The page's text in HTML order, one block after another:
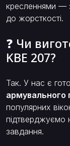
кресленнями —
до жорсткості.
❓ Чи
KBE 207?
Так. У нас є
армувального
популярних
підтверджуємо
завдання.